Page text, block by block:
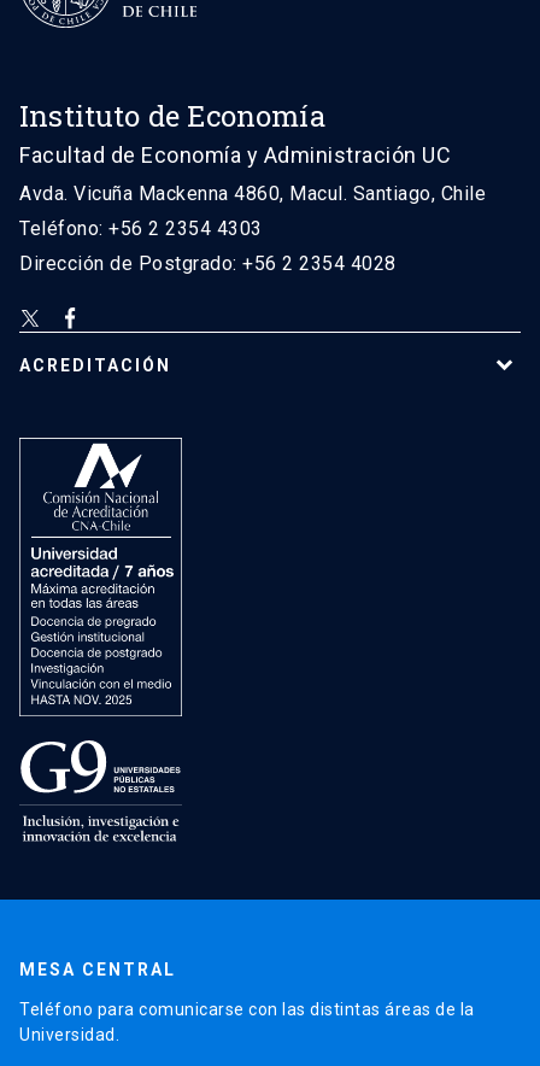
Instituto de Economía
Facultad de Economía y Administración UC
Avda. Vicuña Mackenna 4860, Macul. Santiago, Chile
Teléfono: +56 2 2354 4303
Dirección de Postgrado: +56 2 2354 4028
ACREDITACIÓN
MESA CENTRAL
Teléfono para comunicarse con las distintas áreas de la
Universidad.